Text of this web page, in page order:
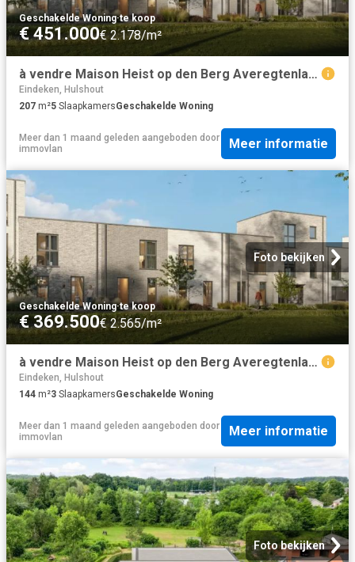
Geschakelde Woning·te koop
€ 451.000€ 2.178/m²
à vendre Maison Heist op den Berg Averegtenlaan
Eindeken, Hulshout
207 m²5 SlaapkamersGeschakelde Woning
Meer dan 1 maand geleden aangeboden door
immovlan
Meer informatie
Foto bekijken
Geschakelde Woning·te koop
€ 369.500€ 2.565/m²
à vendre Maison Heist op den Berg Averegtenlaan
Eindeken, Hulshout
144 m²3 SlaapkamersGeschakelde Woning
Meer dan 1 maand geleden aangeboden door
immovlan
Meer informatie
Foto bekijken